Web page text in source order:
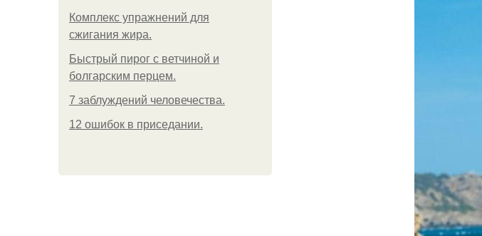
Комплекс упражнений для
сжигания жира.
Быстрый пирог с ветчиной и
болгарским перцем.
7 заблуждений человечества.
12 ошибок в приседании.